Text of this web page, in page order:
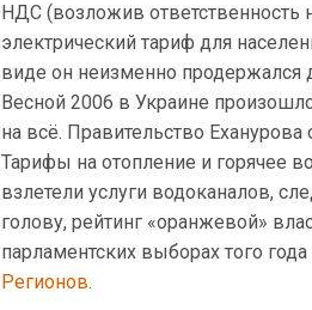
НДС (возложив
электрический тариф для
виде он неизменно продержался
Весной 2006 в Украине
на всё. Правительство
Тарифы на отопление и горячее
взлетели услуги водоканалов,
голову, рейтинг «оранжевой»
парламентских выборах того
Регионов.